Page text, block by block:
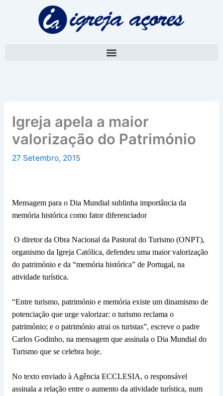
Igreja apela a maior
valorização do Património
27 Setembro, 2015
Mensagem para o Dia Mundial sublinha importância da
memória histórica como fator diferenciador
O diretor da Obra Nacional da Pastoral do Turismo (ONPT),
organismo da Igreja Católica, defendeu uma maior valorização
do património e da “memória histórica” de Portugal, na
atividade turística.
“Entre turismo, património e memória existe um dinamismo de
potenciação que urge valorizar: o turismo reclama o
património; e o património atrai os turistas”, escreve o padre
Carlos Godinho, na mensagem que assinala o Dia Mundial do
Turismo que se celebra hoje.
No texto enviado à Agência ECCLESIA, o responsável
assinala a relação entre o aumento da atividade turística, num